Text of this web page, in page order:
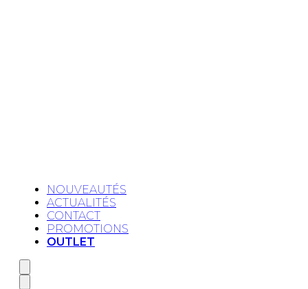
NOUVEAUTÉS
ACTUALITÉS
CONTACT
PROMOTIONS
OUTLET